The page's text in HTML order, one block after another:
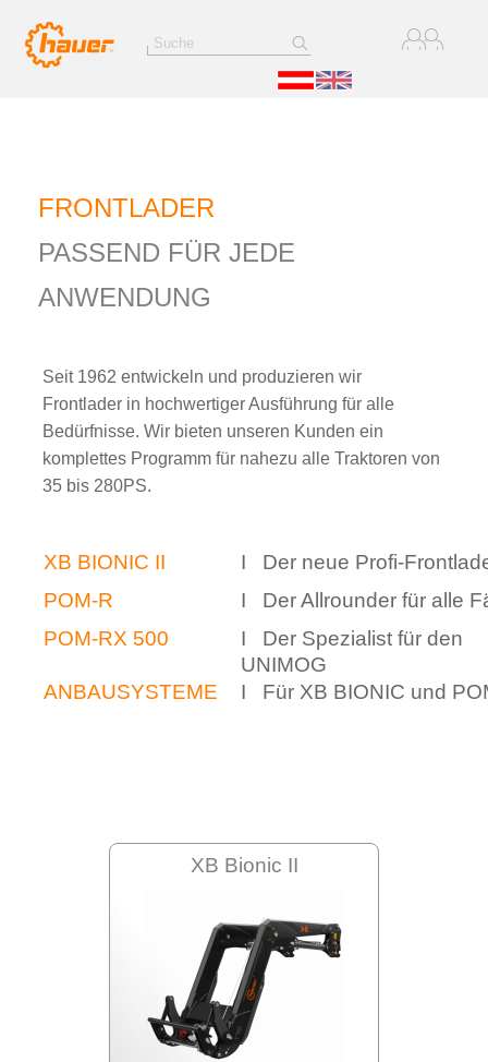
FRONTLADER
PASSEND FÜR JEDE
ANWENDUNG
Seit 1962 entwickeln und produzieren wir
Frontlader in hochwertiger Ausführung für alle
Bedürfnisse. Wir bieten unseren Kunden ein
komplettes Programm für nahezu alle Traktoren von
35 bis 280PS.
XB BIONIC II
I Der neue Profi-
POM-R
I Der Allrounder für alle
POM-RX 500
I Der Spezialist für den
UNIMOG
ANBAUSYSTEME
I Für XB BIONIC und
XB Bionic II